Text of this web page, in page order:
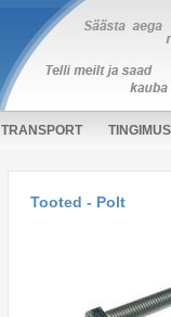
TRANSPORT
Tooted - Polt